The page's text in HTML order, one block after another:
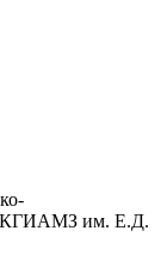
им. Е.Д.